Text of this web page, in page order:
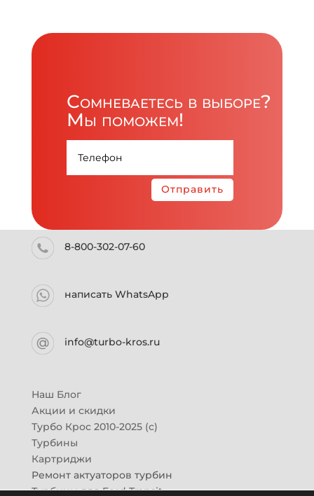
Сомневаетесь в выборе?
Мы поможем!
Отправить
8-800-302-07-60
написать WhatsApp
info@turbo-kros.ru
Наш Блог
Акции и скидки
Турбо Крос 2010-2025 (с)
Турбины
Картриджи
Ремонт актуаторов турбин
Турбины для Ford Transit